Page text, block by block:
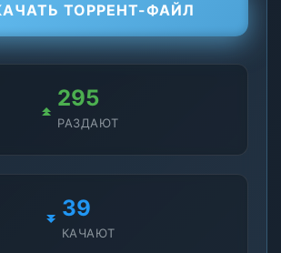
ТОРРЕНТ-ФАЙЛ
295
РАЗДАЮТ
39
КАЧАЮТ